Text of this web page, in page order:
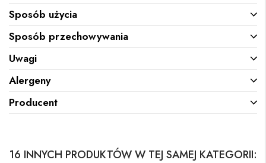
Sposób użycia
Sposób przechowywania
Uwagi
Alergeny
Producent
16 INNYCH PRODUKTÓW W TEJ SAMEJ KATEGORII: